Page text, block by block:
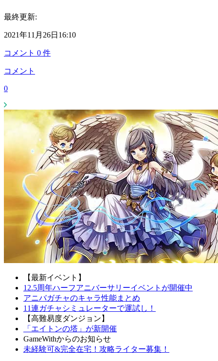
最終更新:
2021年11月26日16:10
コメント 0 件
コメント
0
【最新イベント】
12.5周年ハーフアニバーサリーイベントが開催中
アニバガチャのキャラ性能まとめ
11連ガチャシミュレーターで運試し！
【高難易度ダンジョン】
「エイトンの塔」が新開催
GameWithからのお知らせ
未経験可&完全在宅！攻略ライター募集！